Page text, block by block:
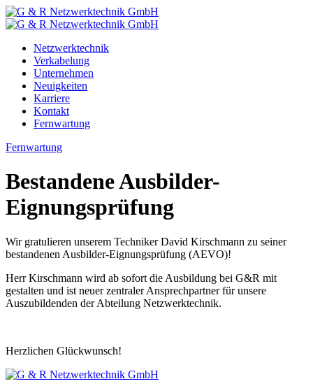
Zum
Inhalt
Netzwerktechnik
Verkabelung
Unternehmen
Neuigkeiten
Karriere
Kontakt
Fernwartung
Fernwartung
Bestandene Ausbilder-
Eignungsprüfung
Wir gratulieren unserem Techniker David Kirschmann zu seiner
bestandenen Ausbilder-Eignungsprüfung (AEVO)!
Herr Kirschmann wird ab sofort die Ausbildung bei G&R mit
gestalten und ist neuer zentraler Ansprechpartner für unsere
Auszubildenden der Abteilung Netzwerktechnik.
Herzlichen Glückwunsch!